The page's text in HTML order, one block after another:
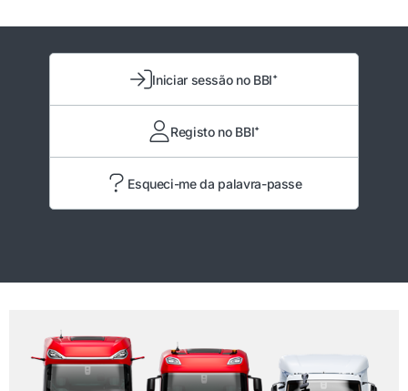
Iniciar sessão no BBI⁺
Registo no BBI⁺
Esqueci-me da palavra-passe